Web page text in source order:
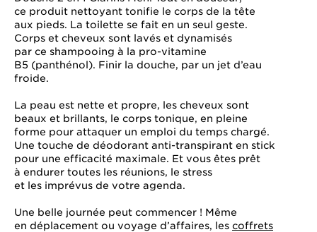
ce produit nettoyant tonifie le corps de la tête
aux pieds. La toilette se fait en un seul geste.
Corps et cheveux sont lavés et dynamisés
par ce shampooing à la pro-vitamine
B5 (panthénol). Finir la douche, par un jet d’eau
froide.
La peau est nette et propre, les cheveux sont
beaux et brillants, le corps tonique, en pleine
forme pour attaquer un emploi du temps chargé.
Une touche de déodorant anti-transpirant en stick
pour une efficacité maximale. Et vous êtes prêt
à endurer toutes les réunions, le stress
et les imprévus de votre agenda.
Une belle journée peut commencer ! Même
en déplacement ou voyage d’affaires, les coffrets